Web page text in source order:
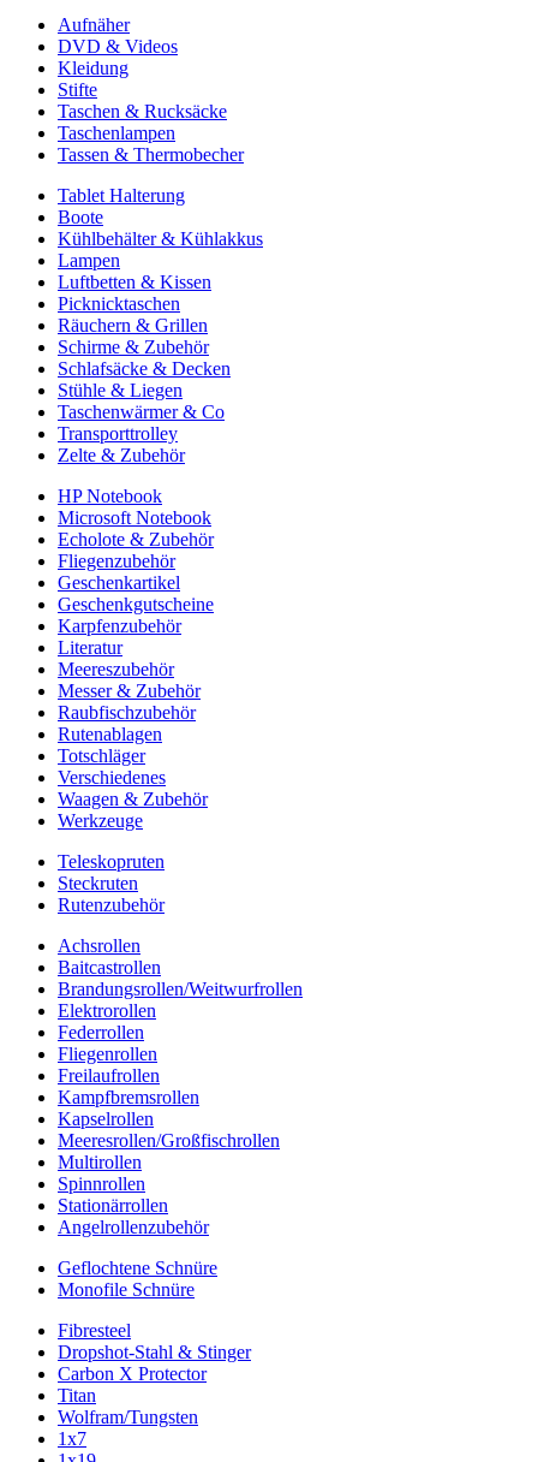
Aufnäher
DVD & Videos
Kleidung
Stifte
Taschen & Rucksäcke
Taschenlampen
Tassen & Thermobecher
Tablet Halterung
Boote
Kühlbehälter & Kühlakkus
Lampen
Luftbetten & Kissen
Picknicktaschen
Räuchern & Grillen
Schirme & Zubehör
Schlafsäcke & Decken
Stühle & Liegen
Taschenwärmer & Co
Transporttrolley
Zelte & Zubehör
HP Notebook
Microsoft Notebook
Echolote & Zubehör
Fliegenzubehör
Geschenkartikel
Geschenkgutscheine
Karpfenzubehör
Literatur
Meereszubehör
Messer & Zubehör
Raubfischzubehör
Rutenablagen
Totschläger
Verschiedenes
Waagen & Zubehör
Werkzeuge
Teleskopruten
Steckruten
Rutenzubehör
Achsrollen
Baitcastrollen
Brandungsrollen/Weitwurfrollen
Elektrorollen
Federrollen
Fliegenrollen
Freilaufrollen
Kampfbremsrollen
Kapselrollen
Meeresrollen/Großfischrollen
Multirollen
Spinnrollen
Stationärrollen
Angelrollenzubehör
Geflochtene Schnüre
Monofile Schnüre
Fibresteel
Dropshot-Stahl & Stinger
Carbon X Protector
Titan
Wolfram/Tungsten
1x7